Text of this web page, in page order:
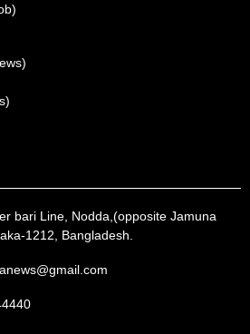
bari Line, Nodda,(opposite Jamuna
1212, Bangladesh.